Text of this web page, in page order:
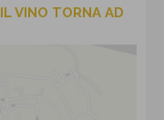
VINO TORNA AD